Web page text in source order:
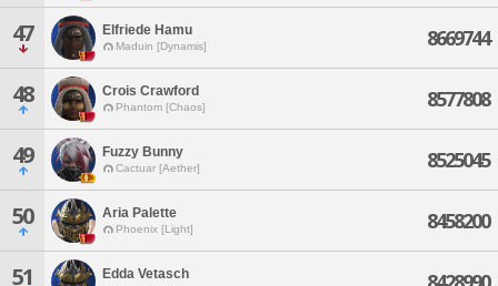
47 Elfriede Hamu
Maduin [Dynamis] 8669744
48 Crois Crawford
Phantom [Chaos] 8577808
49 Fuzzy Bunny
Cactuar [Aether] 8525045
50 Aria Palette
Phoenix [Light] 8458200
51 Edda Vetasch